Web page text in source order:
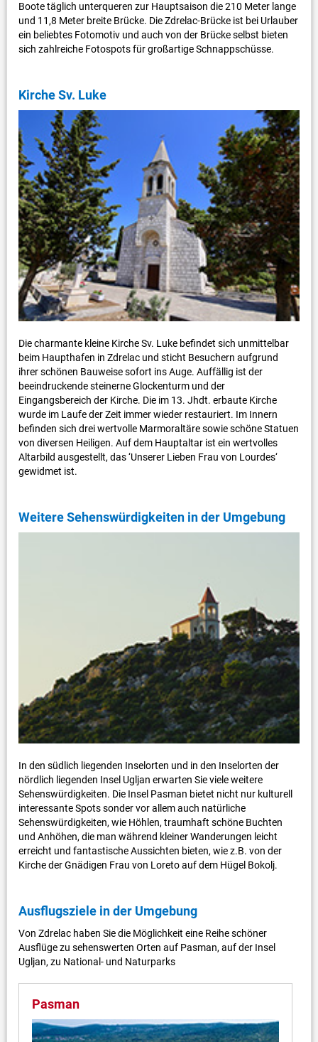
Boote täglich unterqueren zur Hauptsaison die 210 Meter lange
und 11,8 Meter breite Brücke. Die Zdrelac-Brücke ist bei Urlauber
ein beliebtes Fotomotiv und auch von der Brücke selbst bieten
sich zahlreiche Fotospots für großartige Schnappschüsse.
Kirche Sv. Luke
Die charmante kleine Kirche Sv. Luke befindet sich unmittelbar
beim Haupthafen in Zdrelac und sticht Besuchern aufgrund
ihrer schönen Bauweise sofort ins Auge. Auffällig ist der
beeindruckende steinerne Glockenturm und der
Eingangsbereich der Kirche. Die im 13. Jhdt. erbaute Kirche
wurde im Laufe der Zeit immer wieder restauriert. Im Innern
befinden sich drei wertvolle Marmoraltäre sowie schöne Statuen
von diversen Heiligen. Auf dem Hauptaltar ist ein wertvolles
Altarbild ausgestellt, das ‘Unserer Lieben Frau von Lourdes‘
gewidmet ist.
Weitere Sehenswürdigkeiten in der Umgebung
In den südlich liegenden Inselorten und in den Inselorten der
nördlich liegenden Insel Ugljan erwarten Sie viele weitere
Sehenswürdigkeiten. Die Insel Pasman bietet nicht nur kulturell
interessante Spots sonder vor allem auch natürliche
Sehenswürdigkeiten, wie Höhlen, traumhaft schöne Buchten
und Anhöhen, die man während kleiner Wanderungen leicht
erreicht und fantastische Aussichten bieten, wie z.B. von der
Kirche der Gnädigen Frau von Loreto auf dem Hügel Bokolj.
Ausflugsziele in der Umgebung
Von Zdrelac haben Sie die Möglichkeit eine Reihe schöner
Ausflüge zu sehenswerten Orten auf Pasman, auf der Insel
Ugljan, zu National- und Naturparks
Pasman